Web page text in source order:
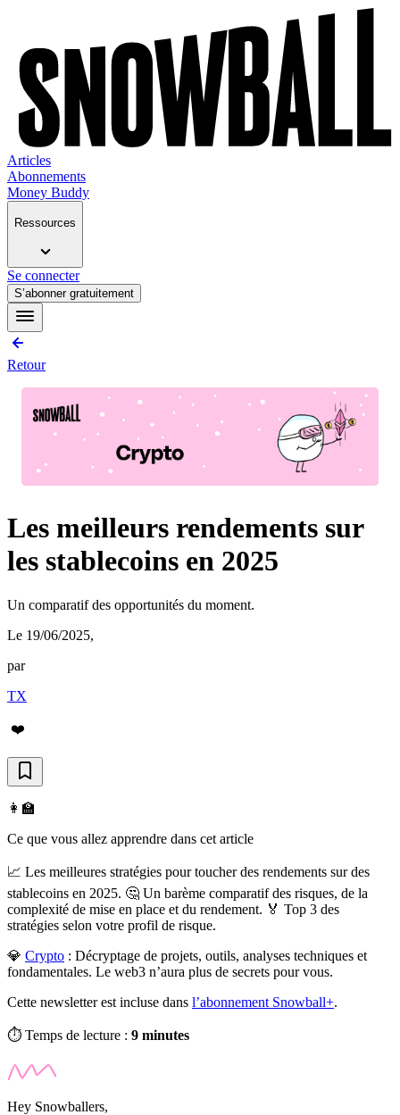
Articles
Abonnements
Money Buddy
Ressources
Se connecter
S’abonner gratuitement
Retour
Les meilleurs rendements sur
les stablecoins en 2025
Un comparatif des opportunités du moment.
Le 19/06/2025,
par
TX
❤️
👩‍🏫
Ce que vous allez apprendre dans cet article
📈 Les meilleures stratégies pour toucher des rendements sur des
stablecoins en 2025. 🤔 Un barème comparatif des risques, de la
complexité de mise en place et du rendement. 🏅 Top 3 des
stratégies selon votre profil de risque.
💎 Crypto : Décryptage de projets, outils, analyses techniques et
fondamentales. Le web3 n’aura plus de secrets pour vous.
Cette newsletter est incluse dans l’abonnement Snowball+.
⏱️ Temps de lecture : 9 minutes
Hey Snowballers,